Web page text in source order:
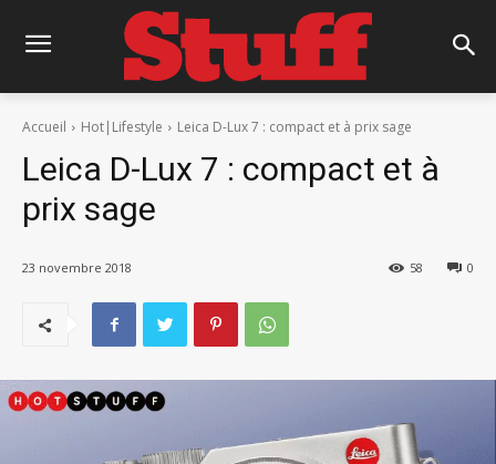
Accueil Hot|Lifestyle Leica D-Lux 7 : compact et à prix sage
Leica D-Lux 7 : compact et à
prix sage
23 novembre 2018 0
58